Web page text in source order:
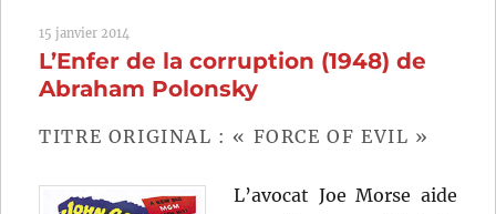
15 janvier 2014
L’Enfer de la corruption (1948) de
Abraham Polonsky
TITRE ORIGINAL : « FORCE OF EVIL »
L’avocat Joe Morse aide